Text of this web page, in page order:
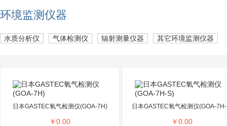
环境监测仪器
水质分析仪 气体检测仪 辐射测量仪器 其它环境监测仪器
日本GASTEC氧气检测仪(GOA-7H)
￥0.00
日本GASTEC氧气检测仪(GOA-
￥0.00